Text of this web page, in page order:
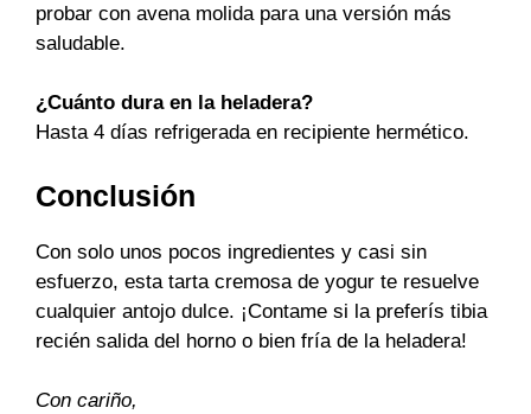
probar con avena molida para una versión más
saludable.
¿Cuánto dura en la heladera?
Hasta 4 días refrigerada en recipiente hermético.
Conclusión
Con solo unos pocos ingredientes y casi sin
esfuerzo, esta tarta cremosa de yogur te resuelve
cualquier antojo dulce. ¡Contame si la preferís tibia
recién salida del horno o bien fría de la heladera!
Con cariño,